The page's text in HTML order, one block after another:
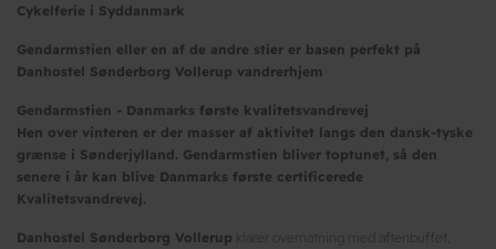
Cykelferie i Syddanmark
Gendarmstien eller en af de andre stier er basen perfekt på
Danhostel Sønderborg Vollerup vandrerhjem
Gendarmstien - Danmarks første kvalitetsvandrevej
Hen over vinteren er der masser af aktivitet langs den dansk-tyske
grænse i Sønderjylland. Gendarmstien bliver toptunet, så den
senere i år kan blive Danmarks første certificerede
Kvalitetsvandrevej.
Danhostel Sønderborg Vollerup klarer overnatning med aftenbuffet,